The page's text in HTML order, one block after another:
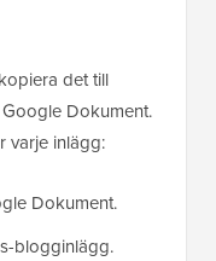
det till
Dokument.
varje inlägg:
Dokument.
blogginlägg.